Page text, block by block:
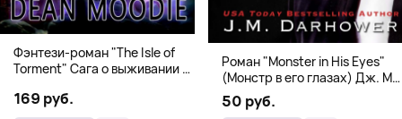
Фэнтези-роман "The Isle of
Torment" Сага о выживании и
169 руб.
Роман "Monster in His Eyes"
(Монстр в его глазах) Дж. М.
Дарховер | Mafia Romance
18+
50 руб.